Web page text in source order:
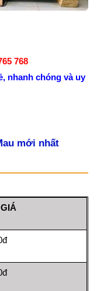
768
nhanh chóng và uy
mới nhất